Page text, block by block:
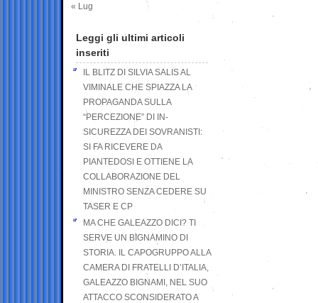
« Lug
Leggi gli ultimi articoli
inseriti
IL BLITZ DI SILVIA SALIS AL
VIMINALE CHE SPIAZZA LA
PROPAGANDA SULLA
“PERCEZIONE” DI IN-
SICUREZZA DEI SOVRANISTI:
SI FA RICEVERE DA
PIANTEDOSI E OTTIENE LA
COLLABORAZIONE DEL
MINISTRO SENZA CEDERE SU
TASER E CP
MA CHE GALEAZZO DICI? TI
SERVE UN BIGNAMINO DI
STORIA. IL CAPOGRUPPO ALLA
CAMERA DI FRATELLI D’ITALIA,
GALEAZZO BIGNAMI, NEL SUO
ATTACCO SCONSIDERATO A